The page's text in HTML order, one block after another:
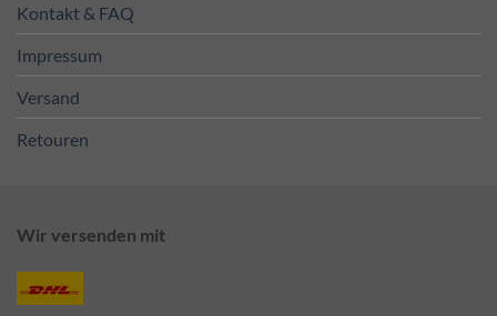
Kontakt & FAQ
Impressum
Versand
Retouren
Wir versenden mit